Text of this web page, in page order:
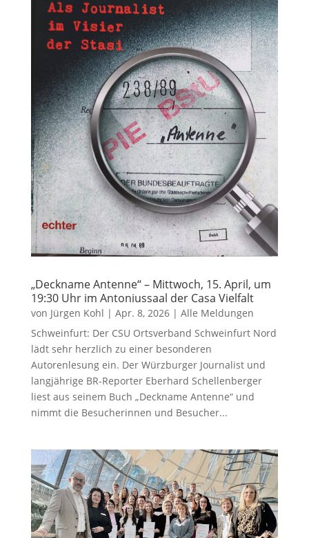
„Deckname Antenne“ – Mittwoch, 15. April, um
19:30 Uhr im Antoniussaal der Casa Vielfalt
von Jürgen Kohl | Apr. 8, 2026| Alle Meldungen
Schweinfurt: Der CSU Ortsverband Schweinfurt Nord
lädt sehr herzlich zu einer besonderen
Autorenlesung ein. Der Würzburger Journalist und
langjährige BR-Reporter Eberhard Schellenberger
liest aus seinem Buch „Deckname Antenne“ und
nimmt die Besucherinnen und Besucher...